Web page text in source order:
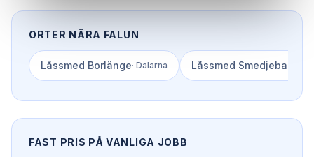
ORTER NÄRA FALUN
Låssmed Borlänge· Dalarna Låssmed Smedjebacken
FAST PRIS PÅ VANLIGA JOBB